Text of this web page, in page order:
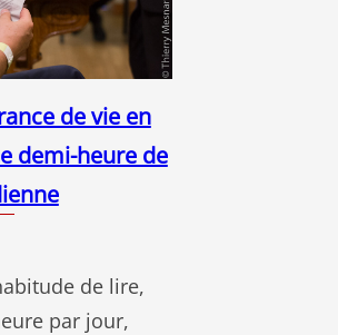
de vie en
demi-heure de
de lire,
par jour,